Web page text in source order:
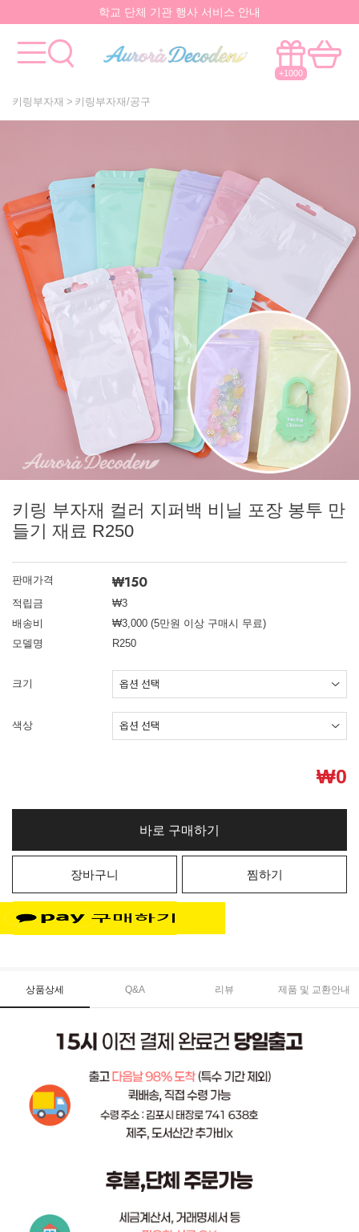
요즘 대박 핫한 아이템은 멀까나?
+1000
키링부자재 키링부자재/공구
키링 부자재 컬러 지퍼백 비닐 포장 봉투 만
들기 재료 R250
판매가격 ₩150
적립금
₩3
배송비
₩3,000 (5만원 이상 구매시 무료)
모델명
R250
크기
색상
₩0
바로 구매하기
장바구니 찜하기
상품상세 Q&A 리뷰 제품 및 교환안내